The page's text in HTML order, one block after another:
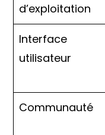
d’exploitation
Interface
utilisateur
Communauté